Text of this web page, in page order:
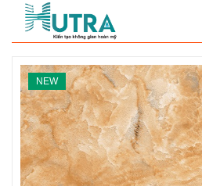
Home Ốp Tường PVC Vân Đá
NEW